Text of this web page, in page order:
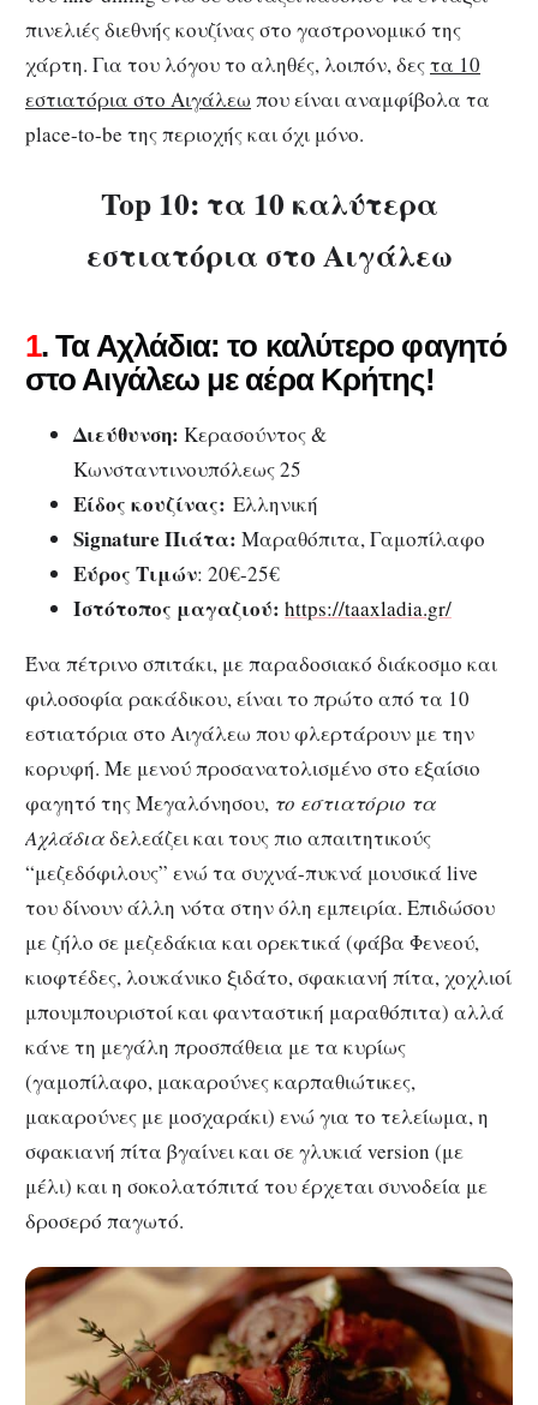
πινελιές διεθνής κουζίνας στο γαστρονομικό της
χάρτη. Για του λόγου το αληθές, λοιπόν, δεςτα 10
εστιατόρια στο Αιγάλεω που είναι αναμφίβολα τα
place-to-be της περιοχής και όχι μόνο.
Top 10: τα 10 καλύτερα
εστιατόρια στο Αιγάλεω
1. Τα Αχλάδια: το καλύτερο φαγητό
στο Αιγάλεω με αέρα Κρήτης!
Διεύθυνση: Κερασούντος &
Κωνσταντινουπόλεως 25
Είδος κουζίνας: Ελληνική
Signature Πιάτα: Μαραθόπιτα, Γαμοπίλαφο
Εύρος Τιμών: 20€-25€
Ιστότοπος μαγαζιού: https://taaxladia.gr/
Ένα πέτρινο σπιτάκι, με παραδοσιακό διάκοσμο και
φιλοσοφία ρακάδικου, είναι το πρώτο από τα 10
εστιατόρια στο Αιγάλεω που φλερτάρουν με την
κορυφή. Με μενού προσανατολισμένο στο εξαίσιο
φαγητό της Μεγαλόνησου, το εστιατόριο τα
Αχλάδιαδελεάζει και τους πιο απαιτητικούς
“μεζεδόφιλους” ενώ τα συχνά-πυκνά μουσικά live
του δίνουν άλλη νότα στην όλη εμπειρία. Επιδώσου
με ζήλο σε μεζεδάκια και ορεκτικά (φάβα Φενεού,
κιοφτέδες, λουκάνικο ξιδάτο, σφακιανή πίτα, χοχλιοί
μπουμπουριστοί και φανταστική μαραθόπιτα) αλλά
κάνε τη μεγάλη προσπάθεια με τα κυρίως
(γαμοπίλαφο, μακαρούνες καρπαθιώτικες,
μακαρούνες με μοσχαράκι) ενώ για το τελείωμα, η
σφακιανή πίτα βγαίνει και σε γλυκιά version (με
μέλι) και η σοκολατόπιτά του έρχεται συνοδεία με
δροσερό παγωτό.